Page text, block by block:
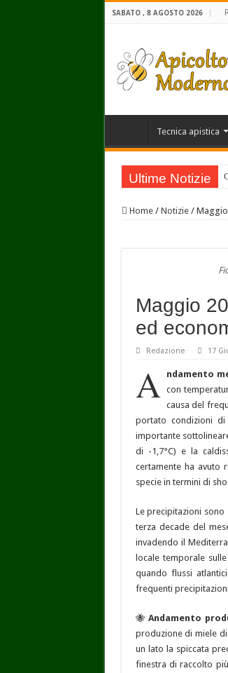
SABATO , 8 AGOSTO 2026
Tecnica apistica
Ultime Notizie
Home / Notizie /
Maggio
ed
Redazione 17
A ndamento
con
causa del
portato condizioni di
importante
di -1,7°C) e la
certamente ha avuto
specie in termini di
Le precipitazioni
terza decade del
invadendo il
locale temporale
quando flussi
frequenti
🐝Andamento
produzione di miele
un lato la spiccata
finestra di raccolto